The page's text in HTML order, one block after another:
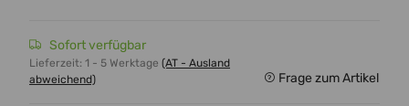
Sofort verfügbar
Lieferzeit: 1 - 5 Werktage (AT - Ausland
abweichend)
Frage zum Artikel